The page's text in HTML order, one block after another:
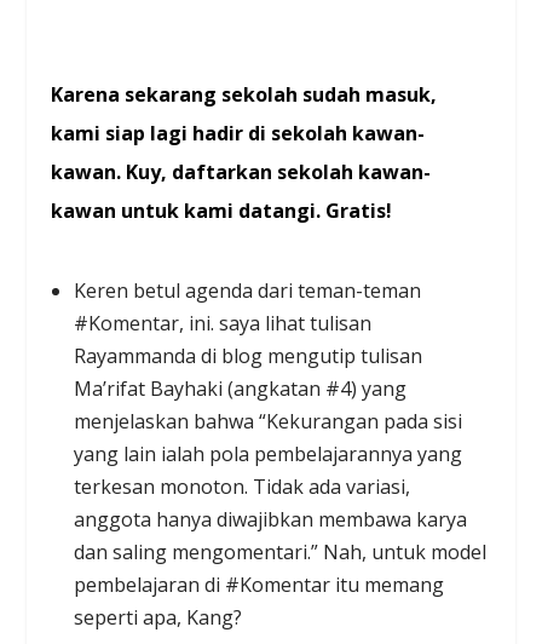
Karena sekarang sekolah sudah masuk,
kami siap lagi hadir di sekolah kawan-
kawan. Kuy, daftarkan sekolah kawan-
kawan untuk kami datangi. Gratis!
Keren betul agenda dari teman-teman
#Komentar, ini. saya lihat tulisan
Rayammanda di blog mengutip tulisan
Ma’rifat Bayhaki (angkatan #4) yang
menjelaskan bahwa “Kekurangan pada sisi
yang lain ialah pola pembelajarannya yang
terkesan monoton. Tidak ada variasi,
anggota hanya diwajibkan membawa karya
dan saling mengomentari.” Nah, untuk model
pembelajaran di #Komentar itu memang
seperti apa, Kang?